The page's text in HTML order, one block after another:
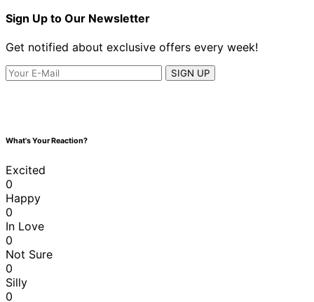
Sign Up to Our Newsletter
Get notified about exclusive offers every week!
SIGN UP
What's Your Reaction?
Excited
0
Happy
0
In Love
0
Not Sure
0
Silly
0